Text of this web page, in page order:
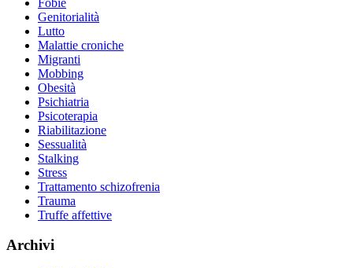
Genitorialità
Lutto
Malattie croniche
Migranti
Mobbing
Obesità
Psichiatria
Psicoterapia
Riabilitazione
Sessualità
Stalking
Stress
Trattamento schizofrenia
Trauma
Truffe affettive
Archivi